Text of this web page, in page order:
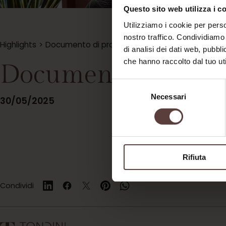
Questo sito web utilizza i
Utilizziamo i cookie per
nostro traffico.
di analisi dei dati web,
che hanno raccolto dal tuo
Selezione
Necessari
Rifiuta
Highlights > Documento di prova
Documento di
30/05/2025
Condividi